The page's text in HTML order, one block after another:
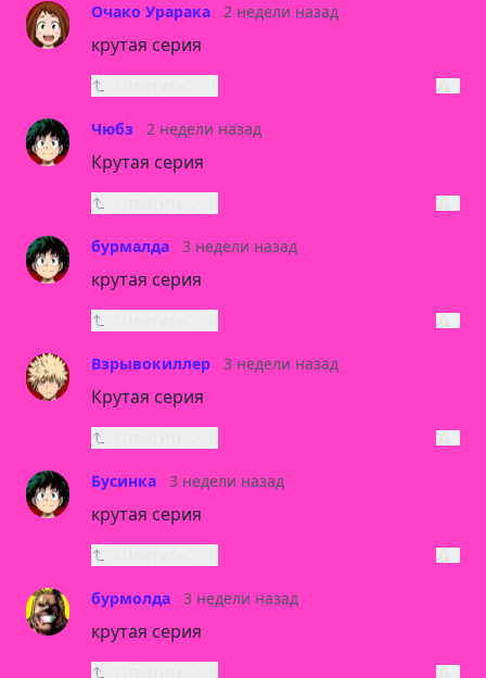
Очако Урарака 2 недели назад
крутая серия
Чюбз 2 недели назад
Крутая серия
бурмалда 3 недели назад
крутая серия
Взрывокиллер 3 недели назад
Крутая серия
Бусинка 3 недели назад
крутая серия
бурмолда 3 недели назад
крутая серия